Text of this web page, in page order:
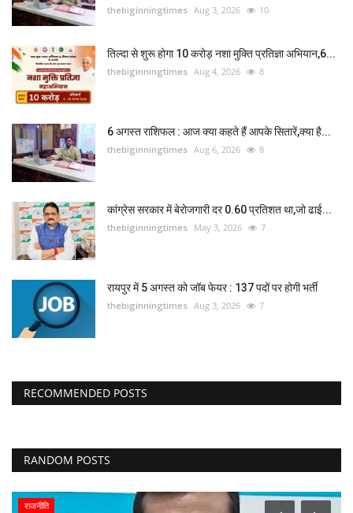
thebiginningtimes Aug 3, 2026 10
तिल्दा से शुरू होगा 10 करोड़ नशा मुक्ति प्रतिज्ञा अभियान,6...
thebiginningtimes Aug 4, 2026 8
6 अगस्त राशिफल : आज क्या कहते हैं आपके सितारें,क्या है...
thebiginningtimes Aug 6, 2026 8
कांग्रेस सरकार में बेरोजगारी दर 0.60 प्रतिशत था,जो ढाई...
thebiginningtimes May 3, 2026 7
रायपुर में 5 अगस्त को जॉब फेयर : 137 पदों पर होगी भर्ती
thebiginningtimes Aug 3, 2026 7
RECOMMENDED POSTS
RANDOM POSTS
धर्म